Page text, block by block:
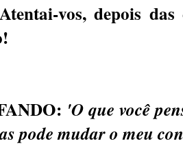
vos, depois das
'O que você
pode mudar o meu